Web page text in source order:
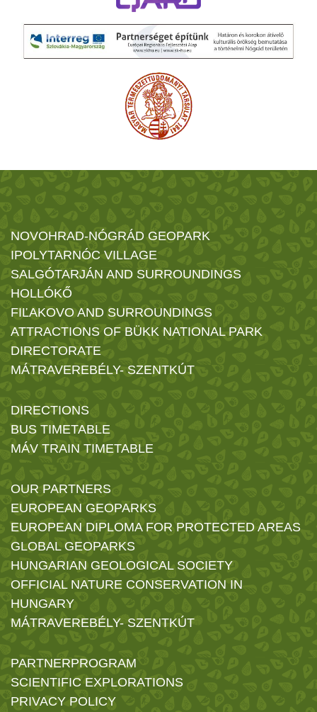
NOVOHRAD-NÓGRÁD GEOPARK
IPOLYTARNÓC VILLAGE
SALGÓTARJÁN AND SURROUNDINGS
HOLLÓKŐ
FIĽAKOVO AND SURROUNDINGS
ATTRACTIONS OF BÜKK NATIONAL PARK
DIRECTORATE
MÁTRAVEREBÉLY- SZENTKÚT
DIRECTIONS
BUS TIMETABLE
MÁV TRAIN TIMETABLE
OUR PARTNERS
EUROPEAN GEOPARKS
EUROPEAN DIPLOMA FOR PROTECTED AREAS
GLOBAL GEOPARKS
HUNGARIAN GEOLOGICAL SOCIETY
OFFICIAL NATURE CONSERVATION IN
HUNGARY
MÁTRAVEREBÉLY- SZENTKÚT
PARTNERPROGRAM
SCIENTIFIC EXPLORATIONS
PRIVACY POLICY